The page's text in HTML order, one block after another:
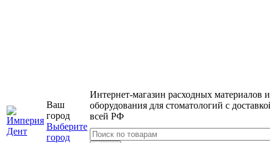
Ваш
город
Выберите
город
Интернет-магазин расходных материалов и
оборудования для стоматологий с
всей РФ